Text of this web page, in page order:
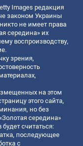
Images редакция
законом Украины
не имеет права
середина» их
воспроизводству,
зрения,
на этом
этого сайта,
но без
середина»
считаться:
последующее
с